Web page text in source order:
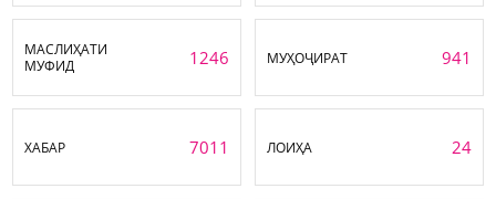
МАСЛИҲАТИ
МУФИД
1246 МУҲОҶИРАТ 941
ХАБАР 7011 ЛОИҲА 24